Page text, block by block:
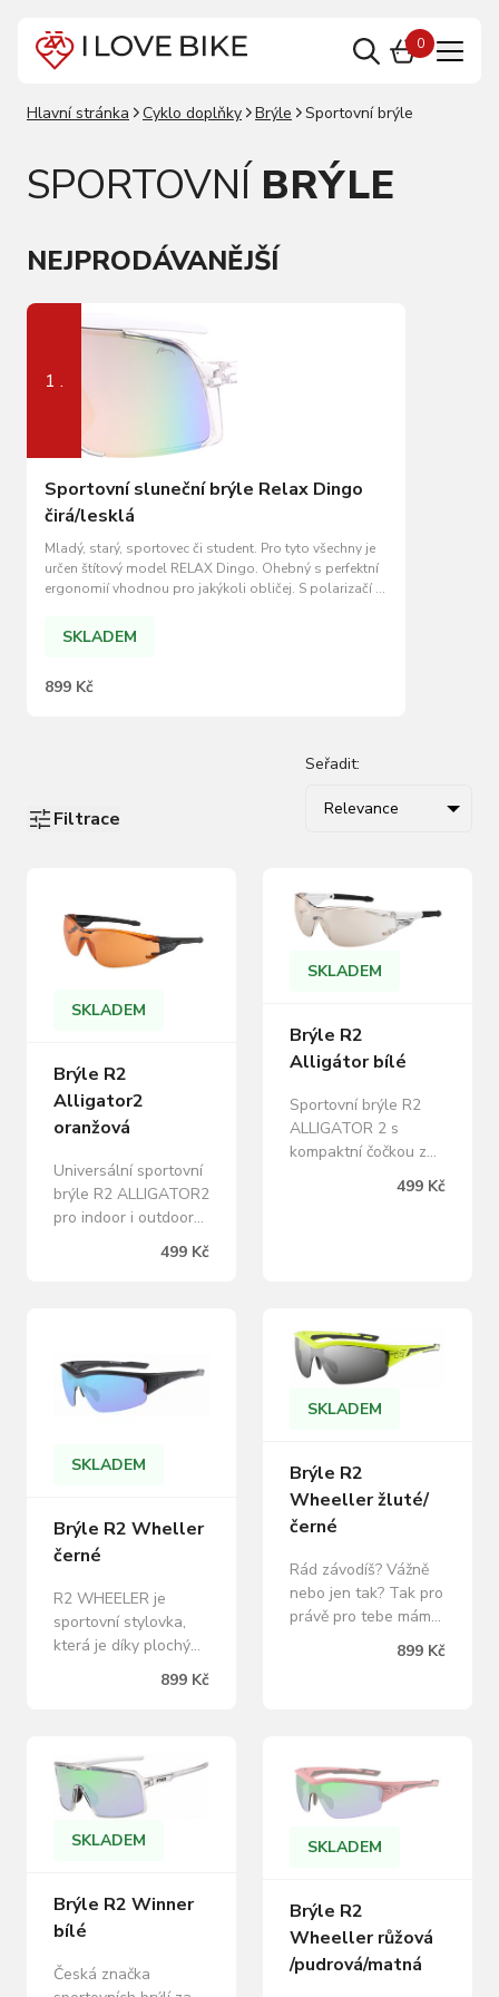
0
Hlavní stránka Cyklo doplňky Brýle Sportovní brýle
SPORTOVNÍ BRÝLE
NEJPRODÁVANĚJŠÍ
1 .
Sportovní sluneční brýle Relax Dingo
čirá/lesklá
Mladý, starý, sportovec či student. Pro tyto všechny je
určen štítový model RELAX Dingo. Ohebný s perfektní
ergonomií vhodnou pro jakýkoli obličej. S polarizačí či
ochrana před UV zářením A,B,C. 100% ochrana před
SKLADEM
899 Kč
Filtrace
Seřadit:
Relevance
SKLADEM
Brýle R2
Alligator2
oranžová
Universální sportovní
brýle R2 ALLIGATOR2
pro indoor i outdoor
využití. Materiál rámu:
polykarbonát Barva
čoček: oranžová s
povrchovou úpravou
Velikost brýlí:
rámu: 63…
499 Kč
SKLADEM
Brýle R2
Alligátor bílé
Sportovní brýle R2
ALLIGATOR 2 s
kompaktní čočkou z
pro široké spektrum
indoorových i
outdoorových sportů.
Vysoká kvalita za
UV zářením A,B,C.
ZDARMA…
499 Kč
SKLADEM
Brýle R2 Wheller
černé
R2 WHEELER je
sportovní stylovka,
která je díky plochým
super pohodlná a
nastavitelný
protiskluzový nosník
pomáhá dokonalému
usazení brýlí. TR90
snižuje váhu a
zvyšuje životnost
pohodlných
899 Kč
SKLADEM
Brýle R2
Wheeller žluté/
černé
Rád závodíš? Vážně
nebo jen tak? Tak pro
právě pro tebe máme
náš TOP vychytaný
stranicím a nosníku, v
mnoha barevných
technických
nejodolnějších
modelů. Vybrané
modely…
899 Kč
SKLADEM
Brýle R2 Winner
bílé
Česká značka
SKLADEM
Brýle R2
Wheeller růžová
/pudrová/matná